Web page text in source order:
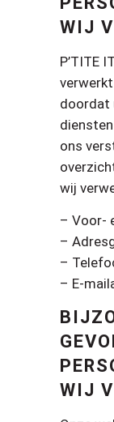
WIJ
P’TITE
doordat
ons
wij
– Voor-
–
–
– E-
WIJ